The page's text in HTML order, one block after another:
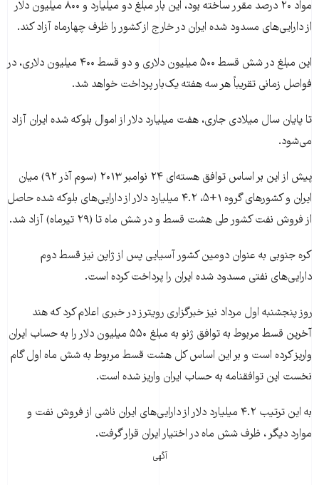
مواد ۲۰ درصد مقرر ساخته بود، این بار مبلغ دو میلیارد و ۸۰۰ میلیون دلار
از دارایی‌های مسدود شده ایران در خارج از کشور را ظرف چهارماه آزاد کند.
این مبلغ در شش قسط ۵۰۰ میلیون دلاری و دو قسط ۴۰۰ میلیون دلاری، در
فواصل زمانی تقریباً هر سه هفته یک‌بار پرداخت خواهد شد.
تا پایان سال میلادی جاری، هفت میلیارد دلار از اموال بلوکه شده ایران آزاد
می‌شود.
پیش از این بر اساس توافق هسته‌ای ۲۴ نوامبر ۲۰۱۳ (سوم آذر ۹۲) میان
ایران و کشورهای گروه ۱+۵، ۴.۲ میلیارد دلار از دارایی‌های بلوکه شده حاصل
از فروش نفت کشور طی هشت قسط و در شش ماه تا (۲۹ تیرماه) آزاد شد.
کره جنوبی به عنوان دومین کشور آسیایی پس از ژاپن نیز قسط دوم
دارایی‌های نفتی مسدود شده ایران را پرداخت کرده است.
روز پنجشنبه اول مرداد نیز خبرگزاری رویترز در خبری اعلام کرد که هند
آخرین قسط مربوط به توافق ژنو به مبلغ ۵۵۰ میلیون دلار را به حساب ایران
واریز کرده است و بر این اساس کل هشت قسط مربوط به شش ماه اول گام
نخست این توافقنامه به حساب ایران واریز شده است.
به این ترتیب ۴.۲ میلیارد دلار از دارایی‌های ایران ناشی از فروش نفت و
موارد دیگر ، ظرف شش ماه در اختیار ایران قرار گرفت.
آگهی